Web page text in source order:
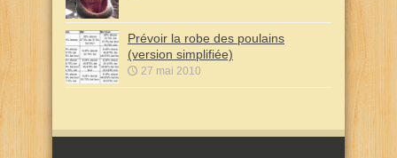
Prévoir la robe des poulains
(version simplifiée)
27 mai 2010